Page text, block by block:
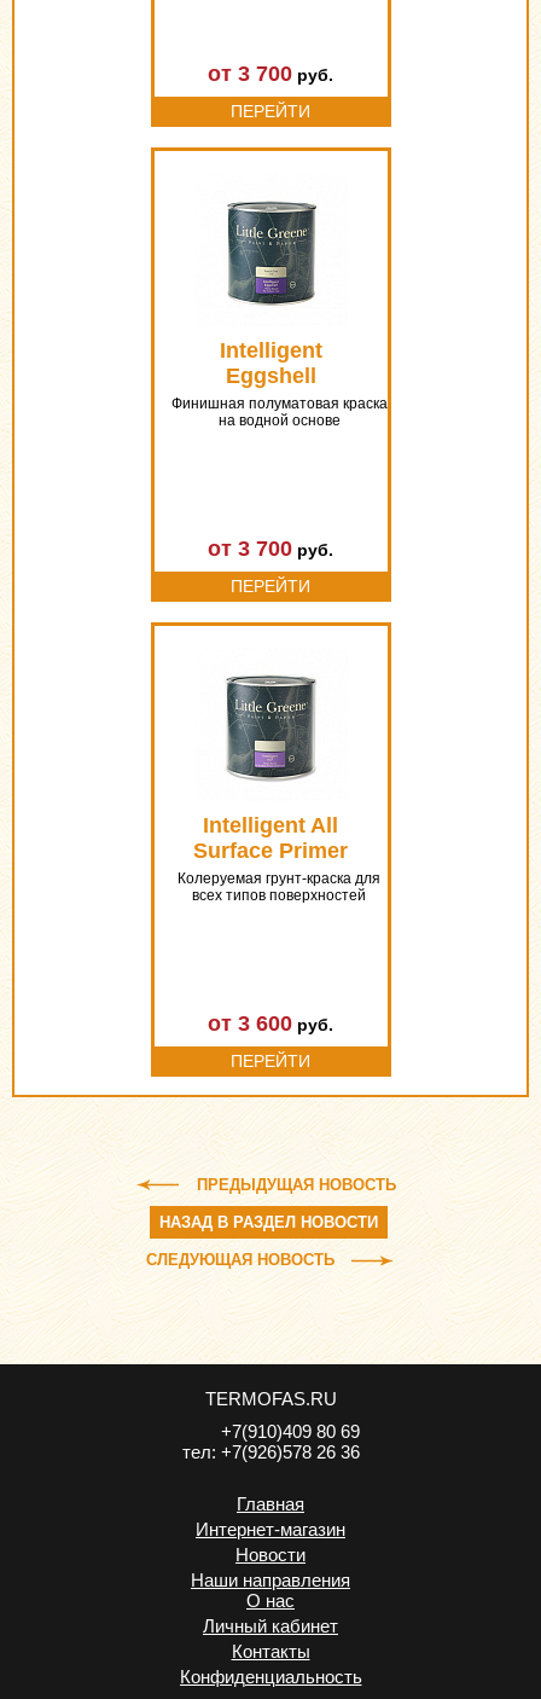
от 3 700 руб.
ПЕРЕЙТИ
Intelligent
Eggshell
Финишная полуматовая краска
на водной основе
от 3 700 руб.
ПЕРЕЙТИ
Intelligent All
Surface Primer
Колеруемая грунт-краска для
всех типов поверхностей
от 3 600 руб.
ПЕРЕЙТИ
ПРЕДЫДУЩАЯ НОВОСТЬ
НАЗАД В РАЗДЕЛ НОВОСТИ
СЛЕДУЮЩАЯ НОВОСТЬ
TERMOFAS.RU
тел:
+7(910)409 80 69
+7(926)578 26 36
Главная
Интернет-магазин
Новости
Наши направления
О нас
Личный кабинет
Контакты
Конфиденциальность